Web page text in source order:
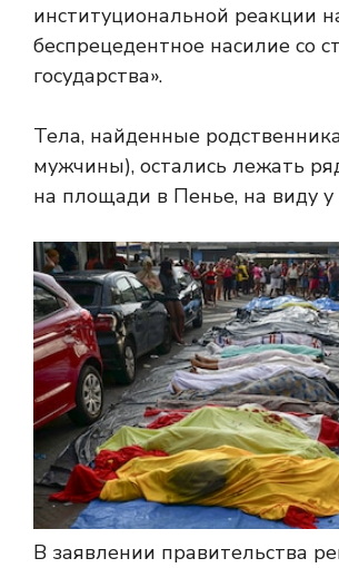
институциональной реакции
беспрецедентное насилие со
государства».
Тела, найденные
мужчины), остались лежать
на площади в Пенье, на виду у
В заявлении правительства